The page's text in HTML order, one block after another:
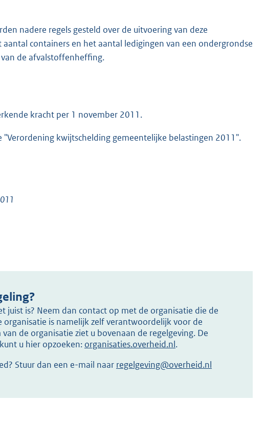
nadere regels gesteld over de uitvoering van deze
containers en het aantal ledigingen van een ondergrondse
de afvalstoffenheffing.
kracht per 1 november 2011.
kwijtschelding gemeentelijke belastingen 2011".
juist is? Neem dan contact op met de organisatie die de
organisatie is namelijk zelf verantwoordelijk voor de
de organisatie ziet u bovenaan de regelgeving. De
u hier opzoeken: organisaties.overheid.nl.
Stuur dan een e-mail naar regelgeving@overheid.nl